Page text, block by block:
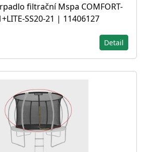
filtrační Mspa COMFORT-
SS20-21 | 11406127
Detail